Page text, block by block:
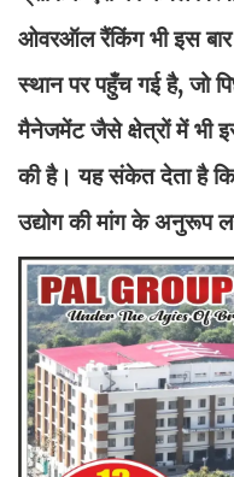
ओवरऑल रैंकिंग भी इस
स्थान पर पहुँच गई है, जो
मैनेजमेंट जैसे क्षेत्रों में भी
की है। यह संकेत देता है कि
उद्योग की मांग के अनुरूप